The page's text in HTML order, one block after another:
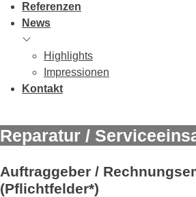
Referenzen
News
Highlights
Impressionen
Kontakt
Reparatur /
Auftraggeber /
(Pflichtfelder*)